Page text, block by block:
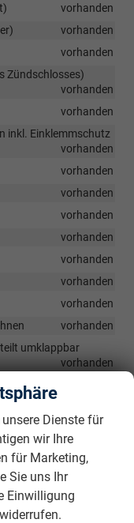
vorhanden
vorhanden
vorhanden
Zündschlosses)
vorhanden
vorhanden
inkl. Einklemmschutz
vorhanden
vorhanden
vorhanden
vorhanden
vorhanden
vorhanden
vorhanden
vorhanden
vorhanden
umklappbar
vorhanden
(bei DSG mit
vorhanden
vorhanden
Dienste für
wir Ihre
für Marketing,
Sie uns Ihr
Einwilligung